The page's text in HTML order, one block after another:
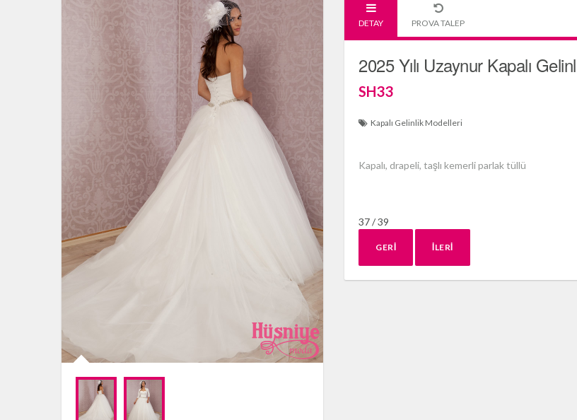
DETAY PROVA TALEP
2025 Yılı Uzaynur Kapalı
SH33
Kapalı Gelinlik Modelleri
Kapalı, drapeli, taşlı kemerli parlak tüllü
37 / 39